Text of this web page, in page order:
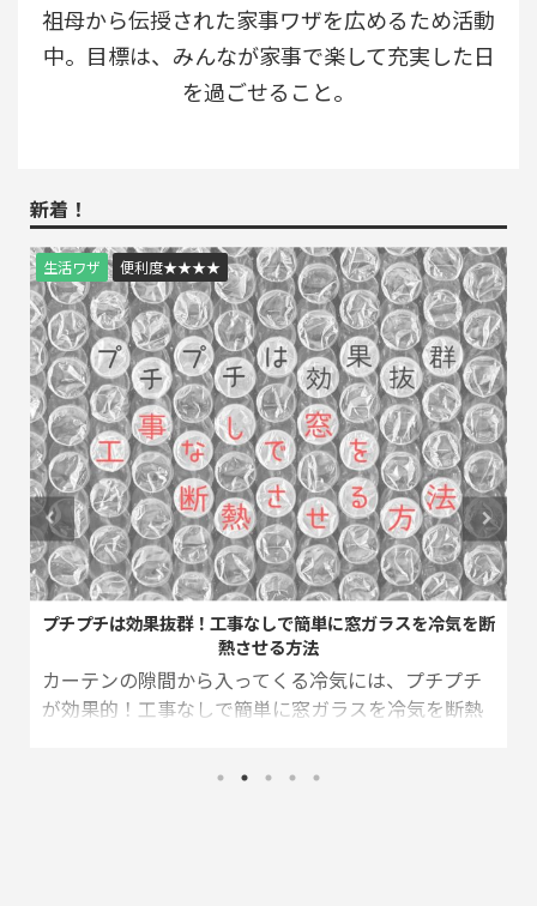
祖母から伝授された家事ワザを広めるため活動
中。目標は、みんなが家事で楽して充実した日
を過ごせること。
新着！
生活ワザ お金ワザ 便利度★★★
【この家電の光熱費はいくら？】家電のランニングコスト一
覧
光熱費は、「チリも積もれば山となる」です。ひと
つひとつの費用は、たいしたことなくても、長時